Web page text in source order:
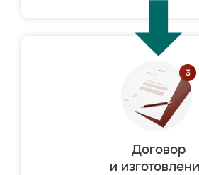
Договор
и